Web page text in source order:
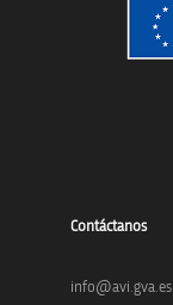
Contáctanos
info@avi.gva.es